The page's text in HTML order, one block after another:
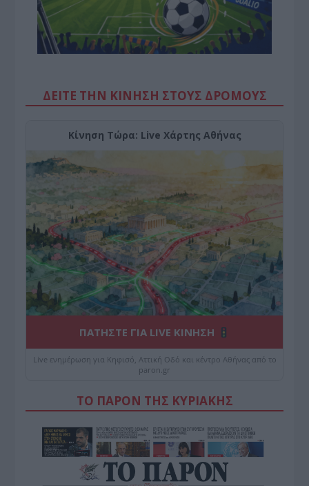
ΔΕΙΤΕ ΤΗΝ ΚΙΝΗΣΗ ΣΤΟΥΣ ΔΡΌΜΟΥΣ
Κίνηση Τώρα: Live Χάρτης Αθήνας
ΠΑΤΗΣΤΕ ΓΙΑ LIVE ΚΙΝΗΣΗ
Live ενημέρωση για Κηφισό, Αττική Οδό και κέντρο Αθήνας από το
paron.gr
ΤΟ ΠΑΡΟΝ ΤΗΣ ΚΥΡΙΑΚΗΣ